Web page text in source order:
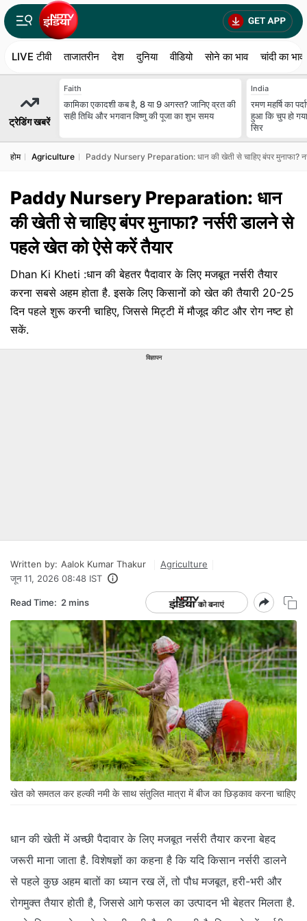
LIVE टीवी ताजातरीन देश दुनिया वीडियो सोने का भाव चांदी का भाव
ट्रेडिंग खबरें
Faith
कामिका एकादशी कब है, 8 या 9 अगस्त? जानिए व्रत की
सही तिथि और भगवान विष्णु की पूजा का शुभ समय
India
रमण महर्षि का
हुआ कि चुप हो
सिर
होम Agriculture Paddy Nursery Preparation: धान की खेती से चाहिए बंपर मुनाफा?
Paddy Nursery Preparation: धान
की खेती से चाहिए बंपर मुनाफा? नर्सरी डालने से
पहले खेत को ऐसे करें तैयार
Dhan Ki Kheti :धान की बेहतर पैदावार के लिए मजबूत नर्सरी तैयार
करना सबसे अहम होता है. इसके लिए किसानों को खेत की तैयारी 20-25
दिन पहले शुरू करनी चाहिए, जिससे मिट्टी में मौजूद कीट और रोग नष्ट हो
सकें.
विज्ञापन
Written by: Aalok Kumar Thakur
Agriculture
जून 11, 2026 08:48 IST
Read Time: 2 mins
खेत को समतल कर हल्की नमी के साथ संतुलित मात्रा में बीज का छिड़काव करना चाहिए
धान की खेती में अच्छी पैदावार के लिए मजबूत नर्सरी तैयार करना बेहद
जरूरी माना जाता है. विशेषज्ञों का कहना है कि यदि किसान नर्सरी डालने
से पहले कुछ अहम बातों का ध्यान रख लें, तो पौध मजबूत, हरी-भरी और
रोगमुक्त तैयार होती है, जिससे आगे फसल का उत्पादन भी बेहतर मिलता है.